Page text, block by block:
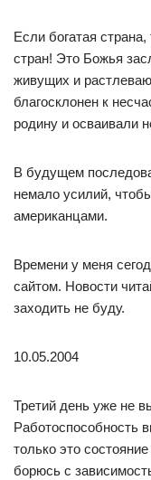
Если богатая
стран! Это Божья
живущих и
благосклонен к
родину и осваивали
В будущем
немало усилий,
американцами.
Времени у меня
сайтом. Новости
заходить не буду.
10.05.2004
Третий день уже не
Работоспособность
только это
борюсь с